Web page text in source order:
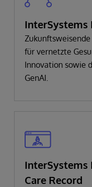
InterSystems
für vernetzte
Innovation sowie
GenAI.
InterSystems
Care Record